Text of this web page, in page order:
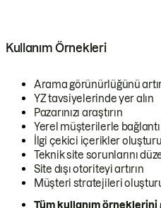
Kullanım Örnekleri
Arama görünürlüğünü
YZ tavsiyelerinde yer alın
Pazarınızı araştırın
Yerel müşterilerle
İlgi çekici içerikler
Teknik site sorunlarını
Site dışı otoriteyi artırın
Müşteri stratejileri
Tüm kullanım örneklerini